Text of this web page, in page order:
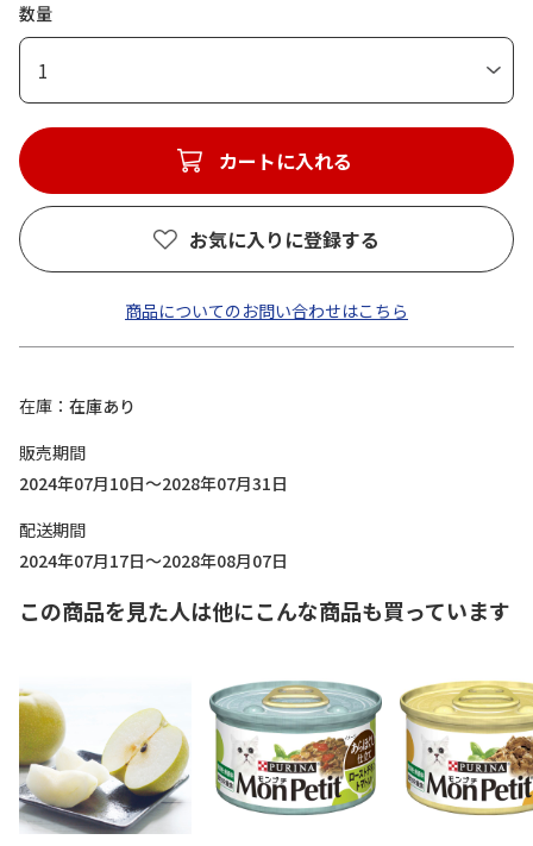
数量
1
カートに入れる
お気に入りに登録する
商品についてのお問い合わせはこちら
在庫
在庫あり
販売期間
2024年07月10日～2028年07月31日
配送期間
2024年07月17日～2028年08月07日
この商品を見た人は他にこんな商品も買っています